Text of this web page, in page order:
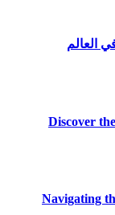
Discover
Navigating